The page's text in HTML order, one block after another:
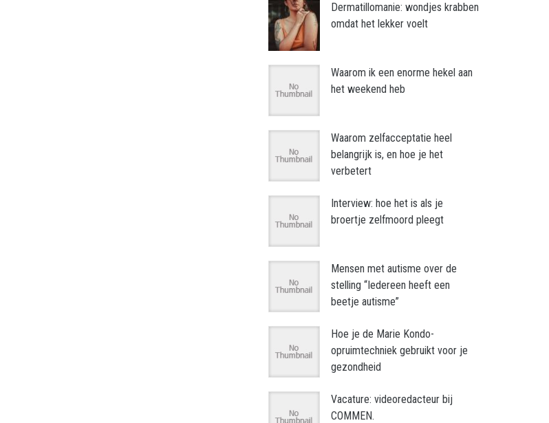
Dermatillomanie: wondjes krabben
omdat het lekker voelt
Waarom ik een enorme hekel aan
het weekend heb
Waarom zelfacceptatie heel
belangrijk is, en hoe je het
verbetert
Interview: hoe het is als je
broertje zelfmoord pleegt
Mensen met autisme over de
stelling “Iedereen heeft een
beetje autisme”
Hoe je de Marie Kondo-
opruimtechniek gebruikt voor je
gezondheid
Vacature: videoredacteur bij
COMMEN.